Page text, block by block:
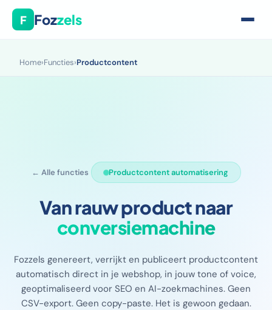
F Fozzels
Home›Functies›Productcontent
← Alle functies Productcontent automatisering
Van rauw product naar
conversiemachine
Fozzels genereert, verrijkt en publiceert productcontent
automatisch direct in je webshop, in jouw tone of voice,
geoptimaliseerd voor SEO en AI-zoekmachines. Geen
CSV-export. Geen copy-paste. Het is gewoon gedaan.